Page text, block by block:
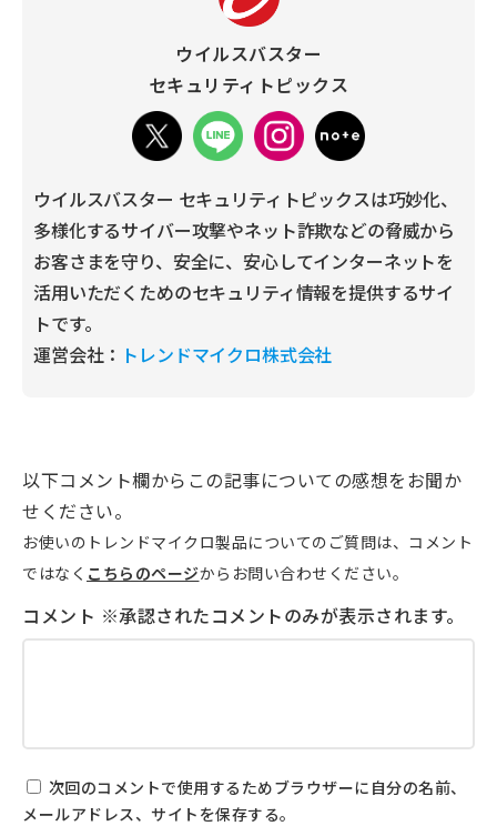
ウイルスバスター
セキュリティトピックス
ウイルスバスター セキュリティトピックスは巧妙化、
多様化するサイバー攻撃やネット詐欺などの脅威から
お客さまを守り、安全に、安心してインターネットを
活用いただくためのセキュリティ情報を提供するサイ
トです。
運営会社： トレンドマイクロ株式会社
以下コメント欄からこの記事についての感想をお聞か
せください。
お使いのトレンドマイクロ製品についてのご質問は、コメント
ではなく こちらのページからお問い合わせください。
次回のコメントで使用するためブラウザーに自分の名前、
メールアドレス、サイトを保存する。